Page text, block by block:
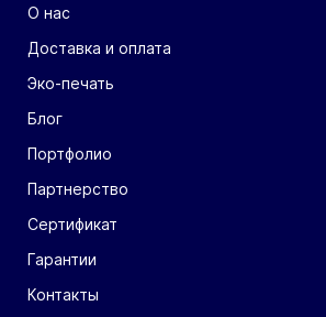
О нас
Доставка и оплата
Эко-печать
Блог
Портфолио
Партнерство
Сертификат
Гарантии
Контакты